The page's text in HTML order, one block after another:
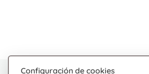
Configuración de cookies